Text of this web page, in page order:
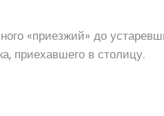
«приезжий» до
приехавшего в столицу.